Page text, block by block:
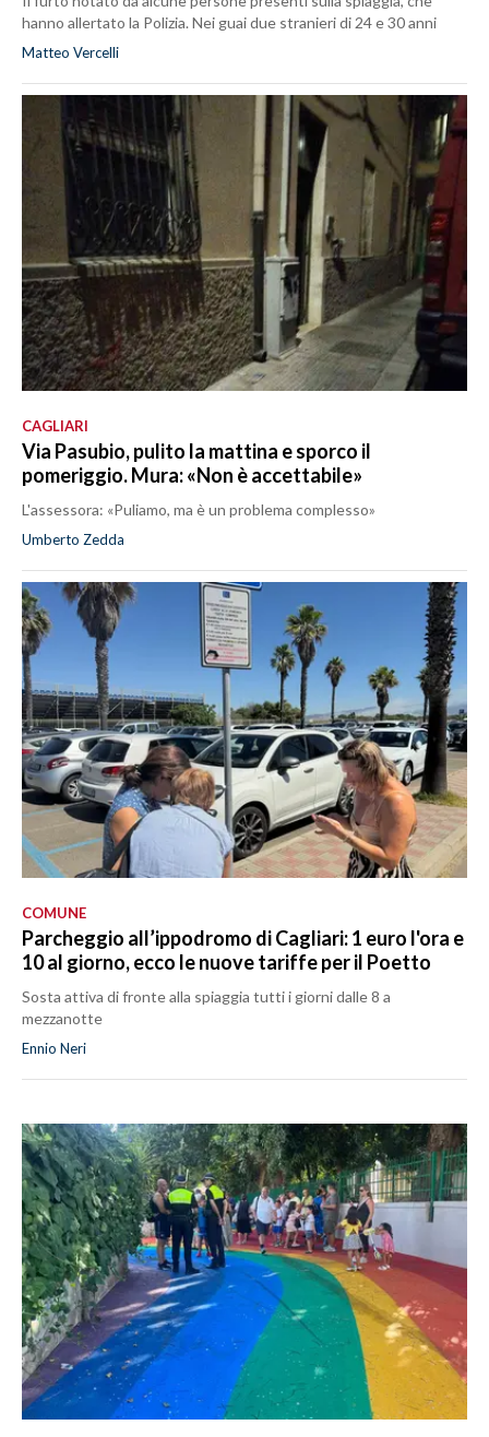
hanno allertato la Polizia. Nei guai due stranieri di 24 e 30 anni
Matteo Vercelli
CAGLIARI
Via Pasubio, pulito la mattina e sporco il
pomeriggio. Mura: «Non è accettabile»
L'assessora: «Puliamo, ma è un problema complesso»
Umberto Zedda
COMUNE
Parcheggio all’ippodromo di Cagliari: 1 euro l'ora e
10 al giorno, ecco le nuove tariffe per il Poetto
Sosta attiva di fronte alla spiaggia tutti i giorni dalle 8 a
mezzanotte
Ennio Neri